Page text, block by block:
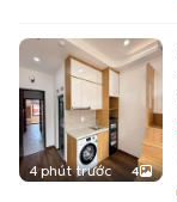
4 phút trước 4